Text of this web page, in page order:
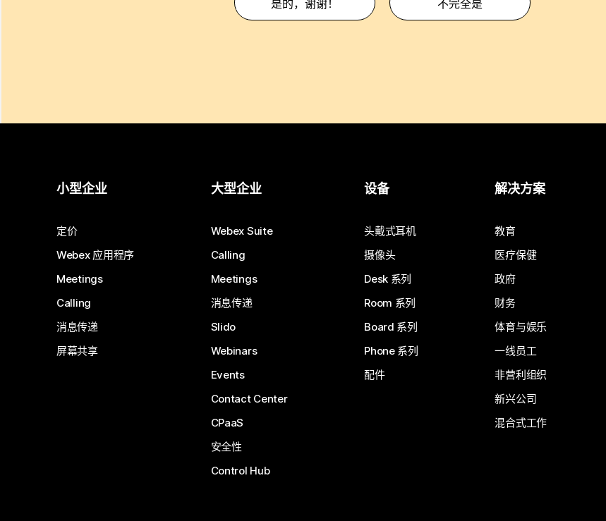
是的，谢谢！ 不完全是
小型企业
定价
Webex 应用程序
Meetings
Calling
消息传递
屏幕共享
大型企业
Webex Suite
Calling
Meetings
消息传递
Slido
Webinars
Events
Contact Center
CPaaS
安全性
Control Hub
设备
头戴式耳机
摄像头
Desk 系列
Room 系列
Board 系列
Phone 系列
配件
解决方案
教育
医疗保健
政府
财务
体育与娱乐
一线员工
非营利组织
新兴公司
混合式工作